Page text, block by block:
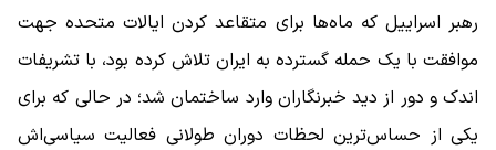
رهبر اسراییل که ماه‌ها برای متقاعد کردن ایالات متحده جهت
موافقت با یک حمله گسترده به ایران تلاش کرده بود، با تشریفات
اندک و دور از دید خبرنگاران وارد ساختمان شد؛ در حالی که برای
یکی از حساس‌ترین لحظات دوران طولانی فعالیت سیاسی‌اش